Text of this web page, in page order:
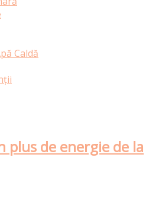
Caldă
plus de energie de la